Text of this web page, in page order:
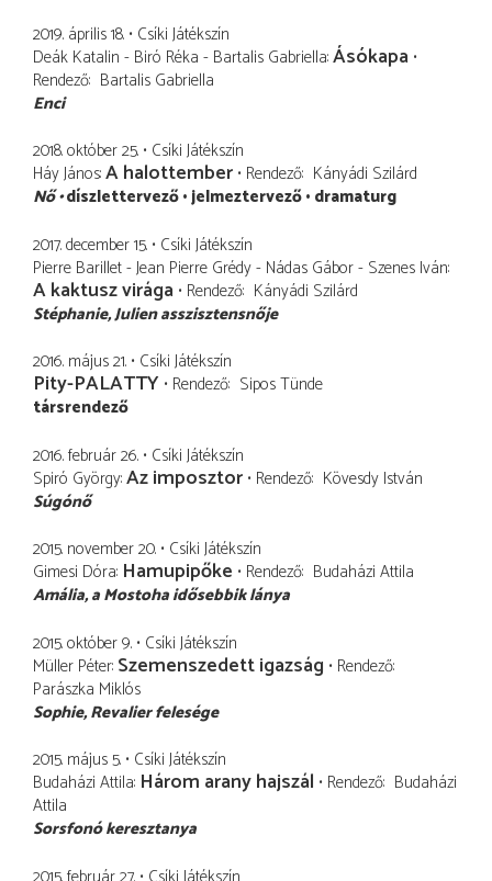
2019. április 18. Csíki Játékszín
Deák Katalin - Biró Réka - Bartalis Gabriella Ásókapa
Rendező Bartalis Gabriella
Enci
2018. október 25. Csíki Játékszín
Háy János A halottember Rendező Kányádi Szilárd
Nő díszlettervező jelmeztervező dramaturg
2017. december 15. Csíki Játékszín
Pierre Barillet - Jean Pierre Grédy - Nádas Gábor - Szenes Iván
A kaktusz virága Rendező Kányádi Szilárd
Stéphanie Julien asszisztensnője
2016. május 21. Csíki Játékszín
Pity-PALATTY Rendező Sipos Tünde
társrendező
2016. február 26. Csíki Játékszín
Spiró György Az imposztor Rendező Kövesdy István
Súgónő
2015. november 20. Csíki Játékszín
Gimesi Dóra Hamupipőke Rendező Budaházi Attila
Amália a Mostoha idősebbik lánya
2015. október 9. Csíki Játékszín
Müller Péter Szemenszedett igazság Rendező
Parászka Miklós
Sophie Revalier felesége
2015. május 5. Csíki Játékszín
Budaházi Attila Három arany hajszál Rendező Budaházi
Attila
Sorsfonó keresztanya